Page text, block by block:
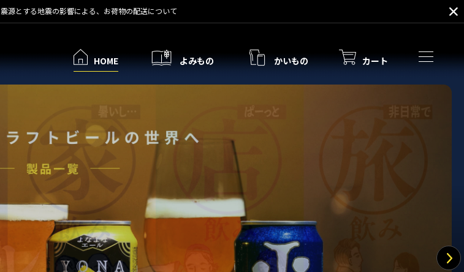
震源とする地震の影響による、お荷物の配送について
HOME よみもの かいもの カート